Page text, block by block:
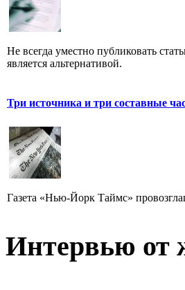
Не всегда уместно публиковать
является альтернативой.
Три источника и три составные
Газета «Нью-Йорк Таймс»
Интервью от